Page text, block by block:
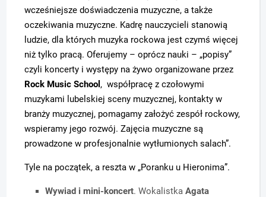
wcześniejsze doświadczenia muzyczne, a także
oczekiwania muzyczne. Kadrę nauczycieli stanowią
ludzie, dla których muzyka rockowa jest czymś więcej
niż tylko pracą. Oferujemy – oprócz nauki – „popisy”
czyli koncerty i występy na żywo organizowane przez
Rock Music School , współpracę z czołowymi
muzykami lubelskiej sceny muzycznej, kontakty w
branży muzycznej, pomagamy założyć zespół rockowy,
wspieramy jego rozwój.Zajęcia muzyczne są
prowadzone w profesjonalnie wytłumionych salach”.
Tyle na początek, a reszta w „Poranku u Hieronima”.
Wywiad i mini-koncert. WokalistkaAgata